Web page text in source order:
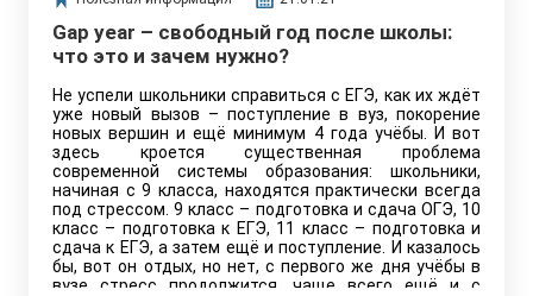
Gap year – свободный год после школы:
что это и зачем нужно?
Не успели школьники справиться с ЕГЭ, как их ждёт
уже новый вызов – поступление в вуз, покорение
новых вершин и ещё минимум 4 года учёбы. И вот
здесь кроется существенная проблема
современной системы образования: школьники,
начиная с 9 класса, находятся практически всегда
под стрессом. 9 класс – подготовка и сдача ОГЭ, 10
класс – подготовка к ЕГЭ, 11 класс – подготовка и
сдача к ЕГЭ, а затем ещё и поступление. И казалось
бы, вот он отдых, но нет, с первого же дня учёбы в
вузе стресс продолжится, чаще всего ещё и с